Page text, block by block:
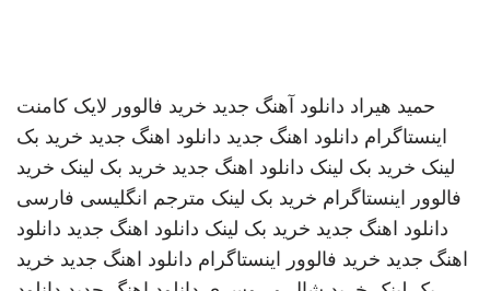
حمید هیراد دانلود آهنگ جدید خرید فالوور لایک کامنت
اینستاگرام دانلود اهنگ جدید دانلود اهنگ جدید خرید بک
لینک خرید بک لینک دانلود اهنگ جدید خرید بک لینک خرید
فالوور اینستاگرام خرید بک لینک مترجم انگلیسی فارسی
دانلود اهنگ جدید خرید بک لینک دانلود اهنگ جدید دانلود
اهنگ جدید خرید فالوور اینستاگرام دانلود اهنگ جدید خرید